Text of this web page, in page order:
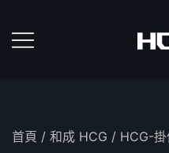
content
首頁 / 和成 HCG / HCG-